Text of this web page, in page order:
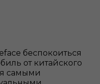
беспокоиться
от китайского
самыми